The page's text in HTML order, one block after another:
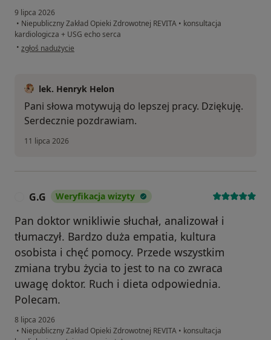
9 lipca 2026
• Niepubliczny Zakład Opieki Zdrowotnej REVITA • konsultacja
kardiologicza + USG echo serca
• w opinii użytkownika Agnieszka
zgłoś nadużycie
lek. Henryk Helon
Pani słowa motywują do lepszej pracy. Dziękuję.
Serdecznie pozdrawiam.
11 lipca 2026
G.G Weryfikacja wizyty
Pan doktor wnikliwie słuchał, analizował i
tłumaczył. Bardzo duża empatia, kultura
osobista i chęć pomocy. Przede wszystkim
zmiana trybu życia to jest to na co zwraca
uwagę doktor. Ruch i dieta odpowiednia.
Polecam.
8 lipca 2026
• Niepubliczny Zakład Opieki Zdrowotnej REVITA • konsultacja